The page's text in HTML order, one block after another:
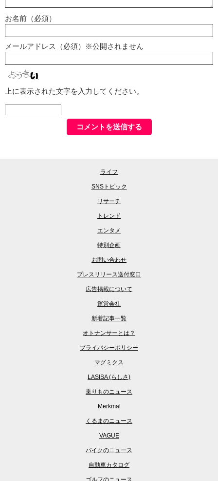
お名前（必須）
メールアドレス（必須）※公開されません
上に表示された文字を入力してください。
ライフ
SNSトピック
リサーチ
トレンド
エンタメ
特別企画
お問い合わせ
プレスリリース送付窓口
広告掲載について
運営会社
新着記事一覧
オトナンサーとは？
プライバシーポリシー
マグミクス
LASISA (らしさ)
乗りものニュース
Merkmal
くるまのニュース
VAGUE
バイクのニュース
自動車カタログ
ゴルフのニュース